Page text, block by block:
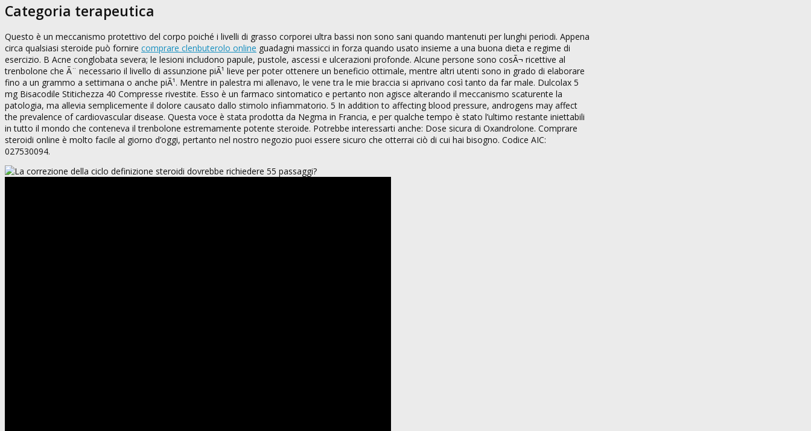
Categoria terapeutica
Questo è un meccanismo protettivo del corpo poiché i livelli di grasso corporei ultra bassi non sono sani quando mantenuti per lunghi periodi. Appena
circa qualsiasi steroide può fornire comprare clenbuterolo online guadagni massicci in forza quando usato insieme a una buona dieta e regime di
esercizio. B Acne conglobata severa; le lesioni includono papule, pustole, ascessi e ulcerazioni profonde. Alcune persone sono cosÃ¬ ricettive al
trenbolone che Ã¨ necessario il livello di assunzione piÃ¹ lieve per poter ottenere un beneficio ottimale, mentre altri utenti sono in grado di elaborare
fino a un grammo a settimana o anche piÃ¹. Mentre in palestra mi allenavo, le vene tra le mie braccia si aprivano così tanto da far male. Dulcolax 5
mg Bisacodile Stitichezza 40 Compresse rivestite. Esso è un farmaco sintomatico e pertanto non agisce alterando il meccanismo scaturente la
patologia, ma allevia semplicemente il dolore causato dallo stimolo infiammatorio. 5 In addition to affecting blood pressure, androgens may affect
the prevalence of cardiovascular disease. Questa voce è stata prodotta da Negma in Francia, e per qualche tempo è stato l’ultimo restante iniettabili
in tutto il mondo che conteneva il trenbolone estremamente potente steroide. Potrebbe interessarti anche: Dose sicura di Oxandrolone. Comprare
steroidi online è molto facile al giorno d’oggi, pertanto nel nostro negozio puoi essere sicuro che otterrai ciò di cui hai bisogno. Codice AIC:
027530094.